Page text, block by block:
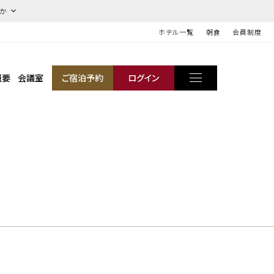
ホテル一覧 朝食 会員制度
要 会議室 ご宿泊予約 ログイン